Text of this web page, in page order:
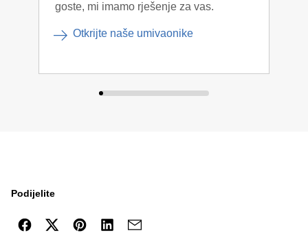
goste, mi imamo rješenje za vas.
Otkrijte naše umivaonike
Podijelite